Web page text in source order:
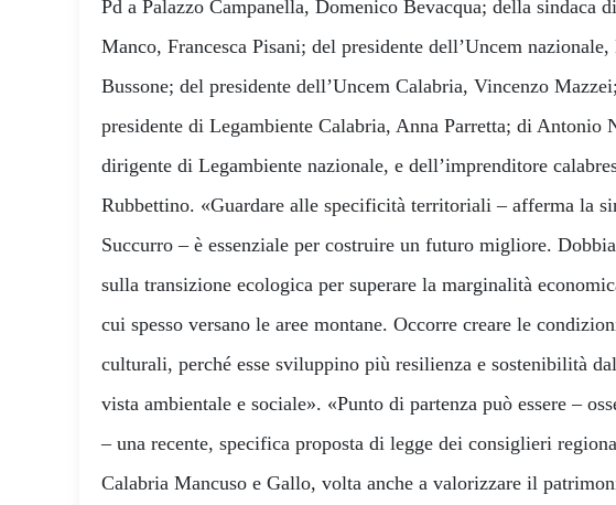
Pd a Palazzo Campanella, Domenico Bevacqua; della sindaca
Manco, Francesca Pisani; del presidente dell’Uncem
Bussone; del presidente dell’Uncem Calabria, Vincenzo
presidente di Legambiente Calabria, Anna Parretta; di Antonio
dirigente di Legambiente nazionale, e dell’imprenditore
Rubbettino. «Guardare alle specificità territoriali – afferma la
Succurro – è essenziale per costruire un futuro migliore.
sulla transizione ecologica per superare la marginalità
cui spesso versano le aree montane. Occorre creare le
culturali, perché esse sviluppino più resilienza e sostenibilità
vista ambientale e sociale». «Punto di partenza può essere –
– una recente, specifica proposta di legge dei consiglieri
Calabria Mancuso e Gallo, volta anche a valorizzare il